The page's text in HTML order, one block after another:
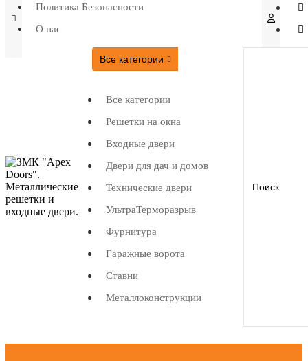
Политика Безопасности
О нас
Все категории
Все категории
Решетки на окна
Входные двери
Двери для дач и домов
Технические двери
УльтраТерморазрыв
Фурнитура
Гаражные ворота
Ставни
Металлоконструкции